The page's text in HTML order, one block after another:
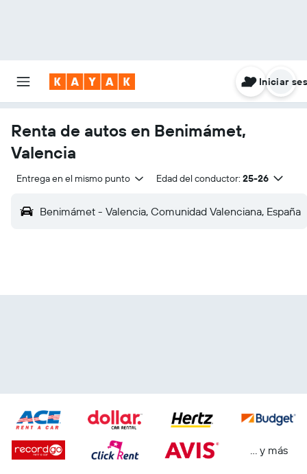
Iniciar
Renta de autos en Benimámet,
Valencia
Entrega en el mismo punto Edad del conductor: 25-26
Benimámet - Valencia, Comunidad Valenciana, España
… y más